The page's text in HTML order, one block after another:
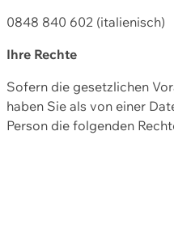
0848 840 602 (italienisch)
Ihre Rechte
Sofern die gesetzlichen
haben Sie als von einer
Person die folgenden